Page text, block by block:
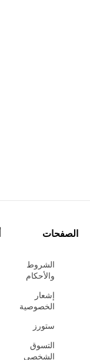
الصفحات
الشروط
والأحكام
إشعار
الخصوصية
ستورز
التسوق
الشخصي